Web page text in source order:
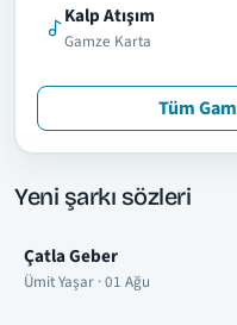
Kalp Atışım
Gamze Karta
Tüm
Yeni şarkı sözleri
Çatla Geber
Ümit Yaşar · 01 Ağu